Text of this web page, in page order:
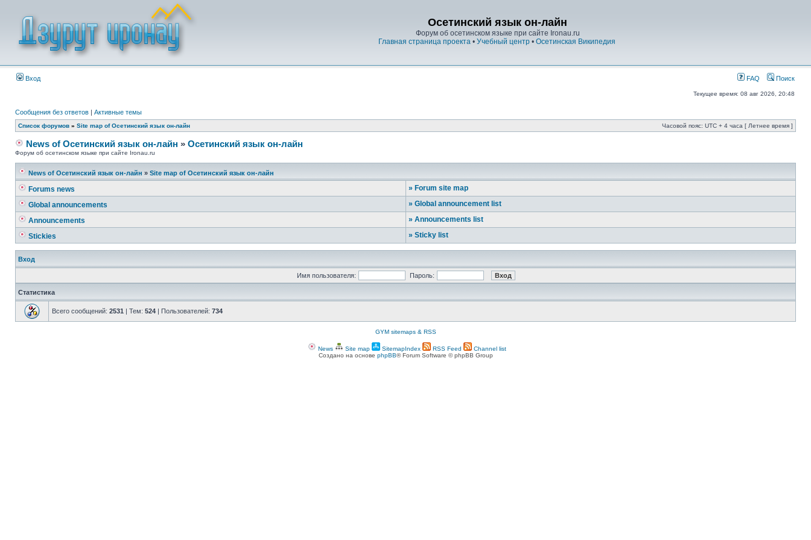
Осетинский язык он-лайн
Форум об осетинском языке при сайте Ironau.ru
Главная страница проекта • Учебный центр • Осетинская Википедия
Вход FAQ Поиск
Текущее время: 08 авг 2026, 20:48
Сообщения без ответов | Активные темы
Список форумов » Site map of Осетинский язык он-лайн Часовой пояс: UTC + 4 часа [ Летнее время ]
News of Осетинский язык он-лайн » Осетинский язык он-лайн
Форум об осетинском языке при сайте Ironau.ru
News of Осетинский язык он-лайн » Site map of Осетинский язык он-лайн
Forums news » Forum site map
Global announcements
» Global announcement list
Announcements
» Announcements list
Stickies
» Sticky list
Вход
Имя пользователя: Пароль:
Статистика
Всего сообщений: 2531 | Тем: 524 | Пользователей: 734
GYM sitemaps & RSS
News Site map SitemapIndex RSS Feed
Channel list
Создано на основе phpBB® Forum Software © phpBB Group